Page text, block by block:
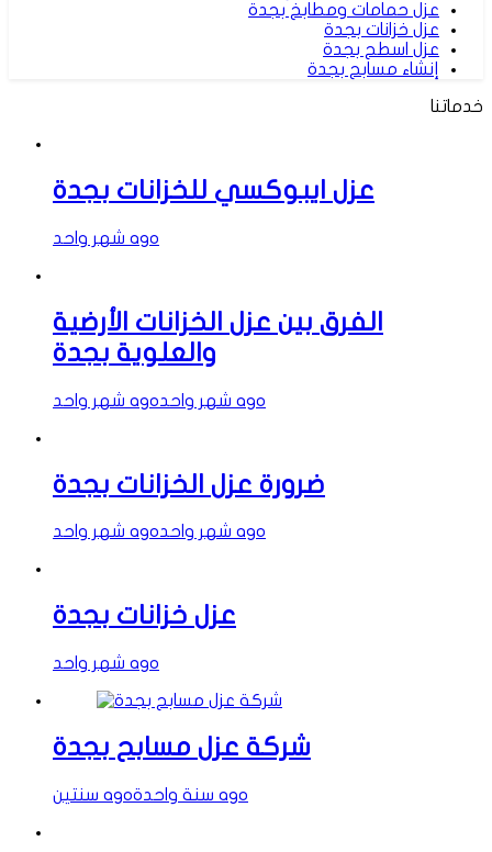
عزل حمامات ومطابخ بجدة
عزل خزانات بجدة
عزل اسطح بجدة
إنشاء مسابح بجدة
خدماتنا
عزل ايبوكسي للخزانات بجدة
شهر واحد ago
الفرق بين عزل الخزانات الأرضية
والعلوية بجدة
شهر واحد ago شهر واحد ago
ضرورة عزل الخزانات بجدة
شهر واحد ago شهر واحد ago
عزل خزانات بجدة
شهر واحد ago
شركة عزل مسابح بجدة
سنتين ago سنة واحدة ago